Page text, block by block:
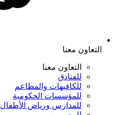
التعاون معنا
التعاون معنا
للفنادق
للكافيهات والمطاعم
للمؤسسات الحكومية
للمدارس ورياض الأطفال